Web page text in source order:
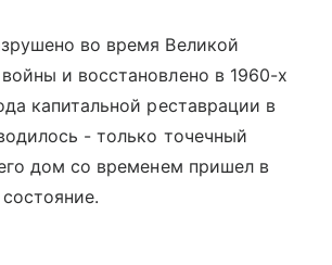
во время Великой
и восстановлено в 1960-х
капитальной реставрации в
- только точечный
дом со временем пришел в